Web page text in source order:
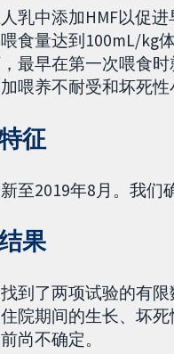
乳中添加HMF以促
食量达到100mL/kg
最早在第一次喂食
喂养不耐受和坏死性
征
至2019年8月。我们
果
到了两项试验的有
院期间的生长、坏
尚不确定。